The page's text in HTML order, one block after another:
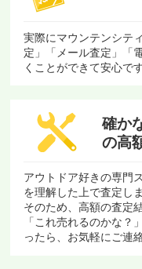
実際にマウンテンシテ
定」「メール査定」「
くことができて安心です
確か
の高
アウトドア好きの専門
を理解した上で査定しま
そのため、高額の査定
「これ売れるのかな？
ったら、お気軽にご連